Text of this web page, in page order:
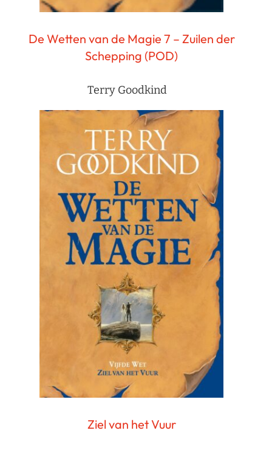
De Wetten van de Magie 7 – Zuilen der
Schepping (POD)
Terry Goodkind
Ziel van het Vuur